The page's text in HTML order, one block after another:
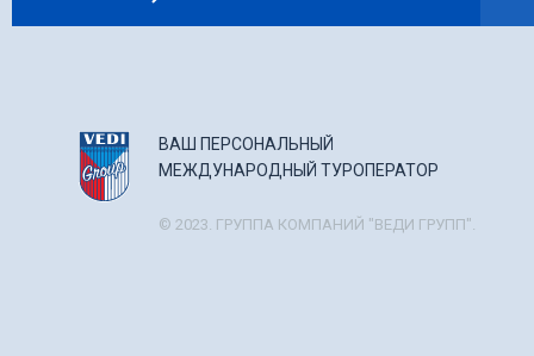
ВАШ ПЕРСОНАЛЬНЫЙ
МЕЖДУНАРОДНЫЙ ТУРОПЕРАТОР
© 2023. ГРУППА КОМПАНИЙ "ВЕДИ ГРУПП".